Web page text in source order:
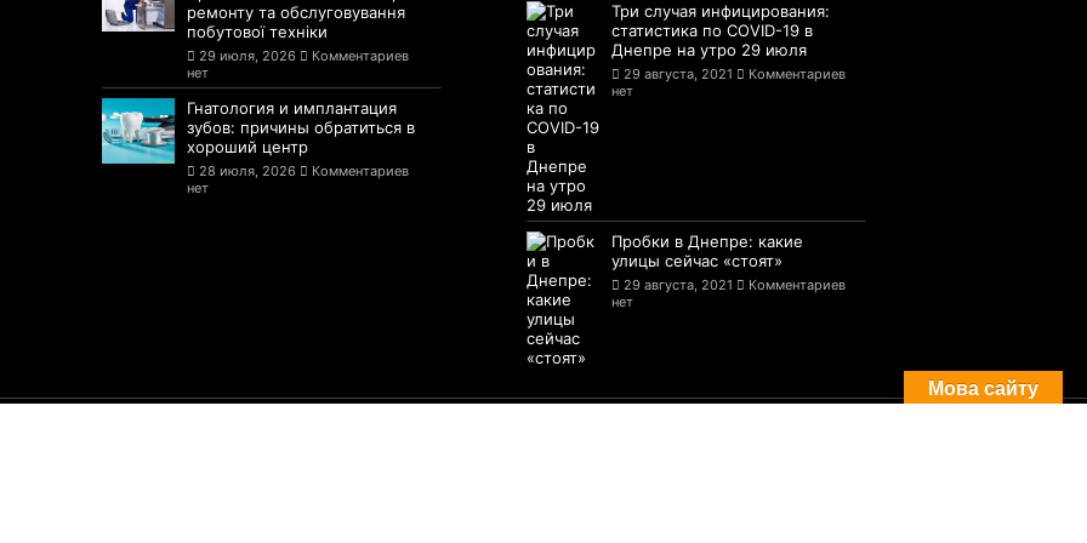
ремонту та обслуговування
побутової техніки
29 июля, 2026
Комментариев
нет
Гнатология и имплантация
зубов: причины обратиться в
хороший центр
28 июля, 2026
Комментариев
нет
Три случая инфицирования:
статистика по COVID-19 в
Днепре на утро 29 июля
29 августа, 2021
Комментариев
нет
Пробки в Днепре: какие
улицы сейчас «стоят»
29 августа, 2021
Комментариев
нет
Мова сайту